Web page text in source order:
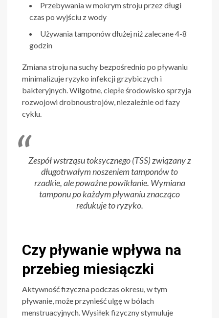
Przebywania w mokrym stroju przez długi
czas po wyjściu z wody
Używania tamponów dłużej niż zalecane 4-8
godzin
Zmiana stroju na suchy bezpośrednio po pływaniu
minimalizuje ryzyko infekcji grzybiczych i
bakteryjnych. Wilgotne, ciepłe środowisko sprzyja
rozwojowi drobnoustrojów, niezależnie od fazy
cyklu.
Zespół wstrząsu toksycznego (TSS) związany z
długotrwałym noszeniem tamponów to
rzadkie, ale poważne powikłanie. Wymiana
tamponu po każdym pływaniu znacząco
redukuje to ryzyko.
Czy pływanie wpływa na
przebieg miesiączki
Aktywność fizyczna podczas okresu, w tym
pływanie, może przynieść ulgę w bólach
menstruacyjnych. Wysiłek fizyczny stymuluje